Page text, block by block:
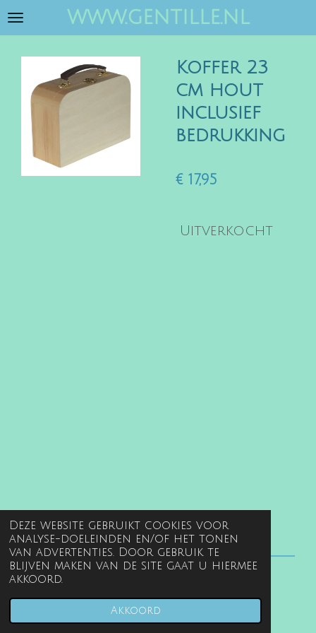
Deze website gebruikt cookies voor
analyse-doeleinden en/of het tonen
van advertenties. Door gebruik te
blijven maken van de site gaat u hiermee
akkoord.
Akkoord
Ga
hoofdinhoud
www.gentille.nl
Koffer 23
cm hout
inclusief
bedrukking
€ 17,95
Uitverkocht
© 2022 - 2026 www.gentille.nl
JouwWeb